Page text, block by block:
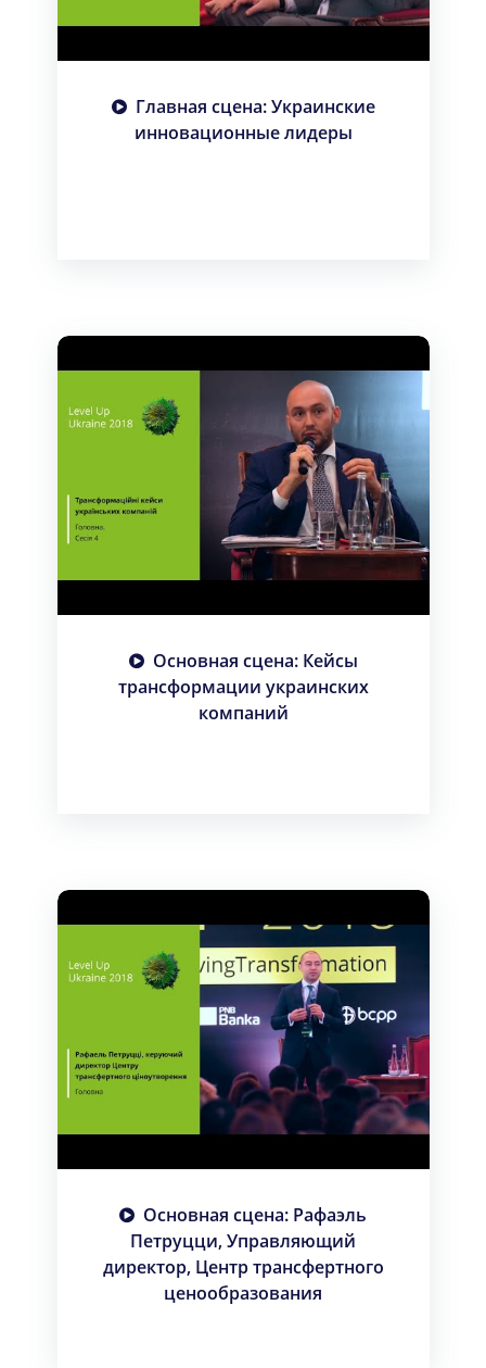
Главная сцена: Украинские
инновационные лидеры
Основная сцена: Кейсы
трансформации украинских
компаний
Основная сцена: Рафаэль
Петруцци, Управляющий
директор, Центр трансфертного
ценообразования